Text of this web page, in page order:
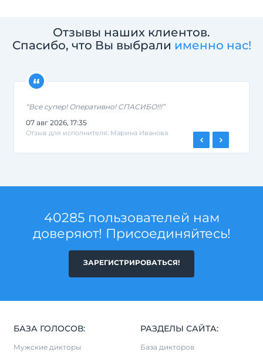
Отзывы наших клиентов.
Спасибо, что Вы выбрали именно нас!
“Все супер! Оперативно! СПАСИБО!!!”
07 авг 2026, 17:35
Отзыв для исполнителя: Марина Иванова
40285 пользователей нам
доверяют! Присоединяйтесь!
ЗАРЕГИСТРИРОВАТЬСЯ!
БАЗА ГОЛОСОВ:
Мужские дикторы
РАЗДЕЛЫ САЙТА:
База дикторов